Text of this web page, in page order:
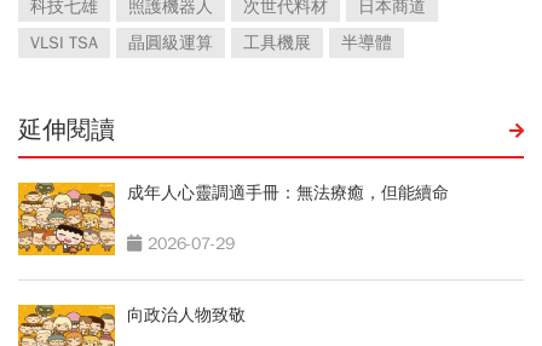
科技七雄
照護機器人 次世代料材
日本商道
VLSI TSA
晶圓級運算 工具機展 半導體
延伸閱讀
成年人心靈調適手冊：無法療癒，但能續命
2026-07-29
向政治人物致敬